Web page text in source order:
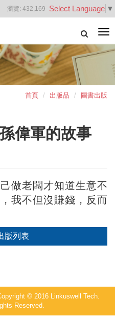
Select Language ▼
瀏覽: 432,169
首頁 出版品 圖書出版
偉軍的故事
做老闆才知道生意不
我不但沒賺錢，反而
版列表
© 2016 Linkuswell Tech.
Reserved.